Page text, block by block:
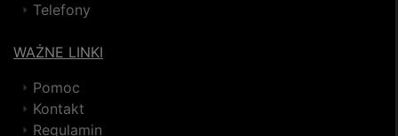
Telefony
WAŻNE LINKI
Pomoc
Kontakt
Regulamin